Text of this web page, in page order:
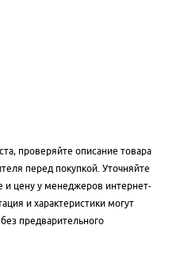
проверяйте описание товара
перед покупкой. Уточняйте
и цену у менеджеров интернет-
и характеристики могут
предварительного